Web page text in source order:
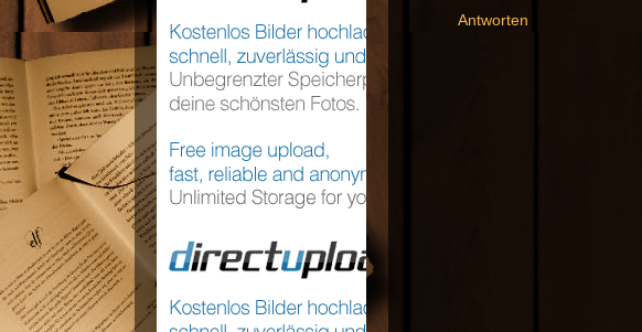
Antworten